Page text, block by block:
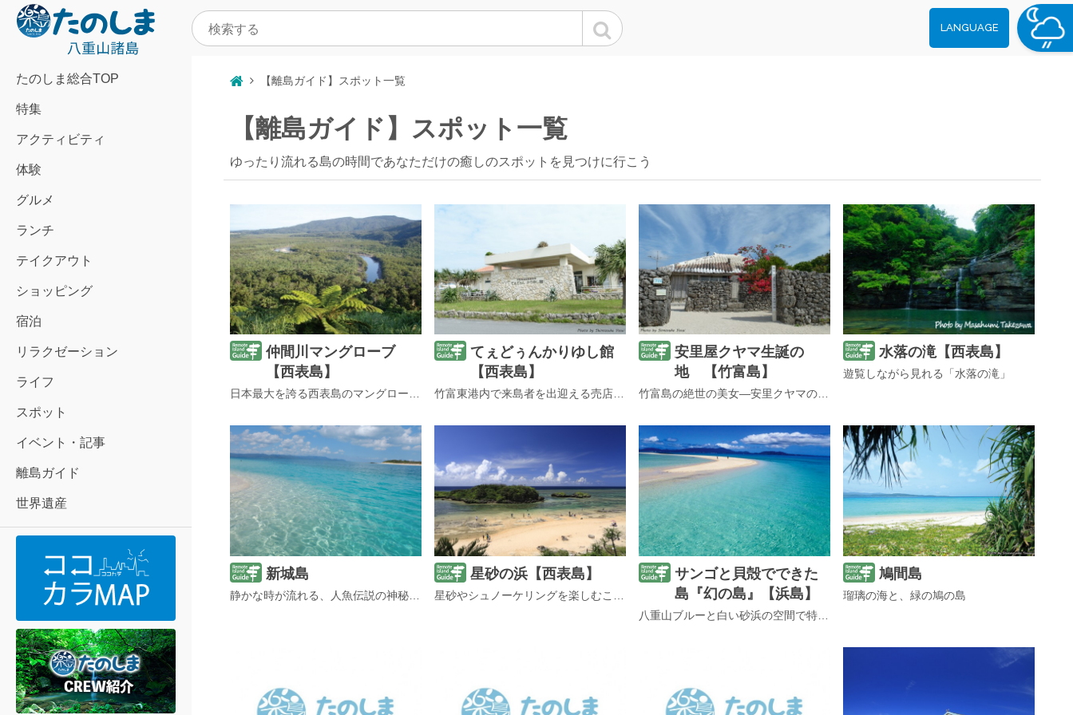
LANGUAGE
たのしま総合TOP
特集
アクティビティ
体験
グルメ
ランチ
テイクアウト
ショッピング
宿泊
リラクゼーション
ライフ
スポット
イベント・記事
離島ガイド
世界遺産
【離島ガイド】スポット一覧
【離島ガイド】スポット一覧
ゆったり流れる島の時間であなただけの癒しのスポットを見つけに行こう
仲間川マングローブ
【西表島】
日本最大を誇る西表島のマングローブ林「仲間川マングローブ」
てぇどぅんかりゆし館
【西表島】
竹富東港内で来島者を出迎える売店「てぇどぅんかりゆし館」
安里屋クヤマ生誕の
地 【竹富島】
竹富島の絶世の美女―安里クヤマの生誕の家「安里屋」
水落の滝【西表島】
遊覧しながら見れる「水落の滝」
新城島 星砂の浜【西表島】
サンゴと貝殻でできた
島『幻の島』【浜島】
鳩間島
瑠璃の海と、緑の鳩の島